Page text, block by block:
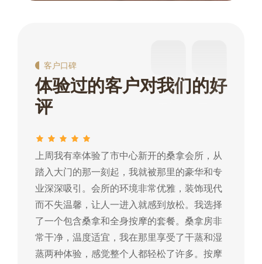
客户口碑
体验过的客户对我们的好
评
上周我有幸体验了市中心新开的桑拿会所，从
踏入大门的那一刻起，我就被那里的豪华和专
业深深吸引。会所的环境非常优雅，装饰现代
而不失温馨，让人一进入就感到放松。我选择
了一个包含桑拿和全身按摩的套餐。桑拿房非
常干净，温度适宜，我在那里享受了干蒸和湿
蒸两种体验，感觉整个人都轻松了许多。按摩